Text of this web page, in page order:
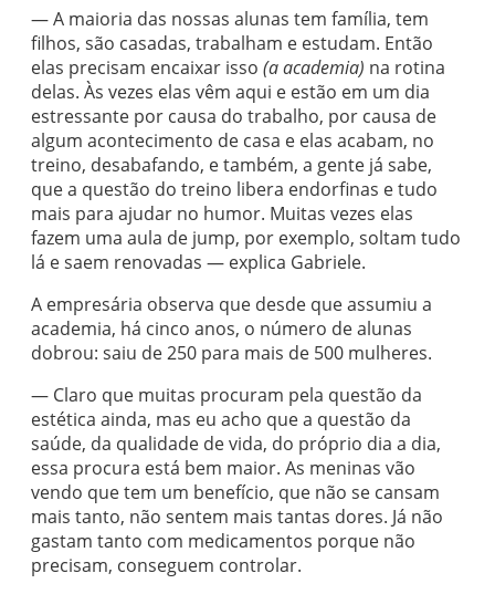
— A maioria das nossas alunas tem família, tem
filhos, são casadas, trabalham e estudam. Então
elas precisam encaixar isso (a academia) na rotina
delas. Às vezes elas vêm aqui e estão em um dia
estressante por causa do trabalho, por causa de
algum acontecimento de casa e elas acabam, no
treino, desabafando, e também, a gente já sabe,
que a questão do treino libera endorfinas e tudo
mais para ajudar no humor. Muitas vezes elas
fazem uma aula de jump, por exemplo, soltam tudo
lá e saem renovadas — explica Gabriele.
A empresária observa que desde que assumiu a
academia, há cinco anos, o número de alunas
dobrou: saiu de 250 para mais de 500 mulheres.
— Claro que muitas procuram pela questão da
estética ainda, mas eu acho que a questão da
saúde, da qualidade de vida, do próprio dia a dia,
essa procura está bem maior. As meninas vão
vendo que tem um benefício, que não se cansam
mais tanto, não sentem mais tantas dores. Já não
gastam tanto com medicamentos porque não
precisam, conseguem controlar.